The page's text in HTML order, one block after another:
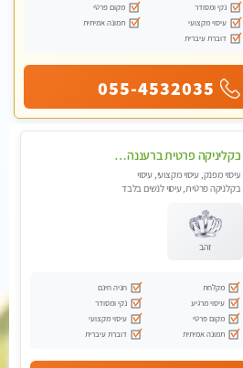
נקי ומסודר
מקום פרטי
עיסוי מקצועי
תמונה אמיתית
דוברת עיברית
055-4532035
בקליניקה פרטית ברעננה עיסוי לחידוש אנרגיות עיסוי מומלץ מאוד !
עיסוי מפנק, עיסוי מקצועי, עיסוי
בקלניקה פרטית, עיסוי לנשים בלבד
זהב
מקלחת
חניה חינם
עיסוי מרגיע
נקי ומסודר
מקום פרטי
עיסוי מקצועי
תמונה אמיתית
דוברת עיברית